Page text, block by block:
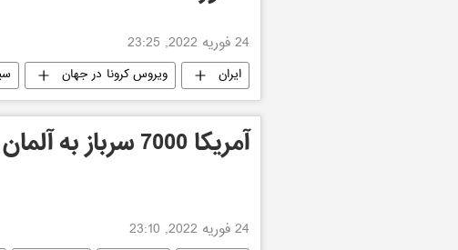
24 فوریه 2022, 23:25
ایران ویروس کرونا در جهان
آمریکا 7000 سرباز به آلمان اعزام می کند
24 فوریه 2022, 23:10